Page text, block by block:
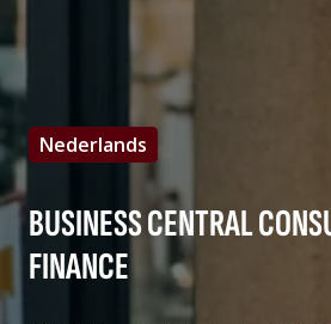
Nederlands
BUSINESS CENTRAL
FINANCE